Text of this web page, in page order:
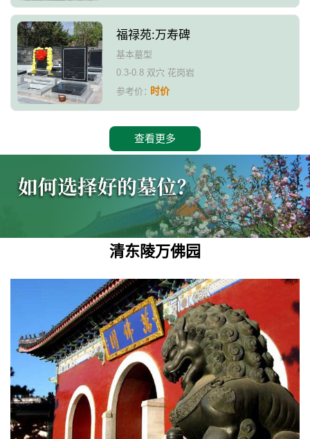
福禄苑:万寿碑
基本墓型
0.3-0.8 双穴 花岗岩
参考价：时价
查看更多
清东陵万佛园